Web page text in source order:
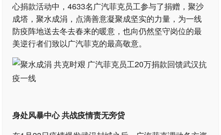
心捐款活动中，4633名广汽菲克员工参与了捐赠，聚沙
成塔，聚水成涓，点滴善意凝聚成坚实的力量，为一线
防疫阵地送去冬去春来的暖意，也向仍然坚守岗位的最
美逆行者们致以广汽菲克的最高敬意。
身处风暴中心 共战疫情责无旁贷